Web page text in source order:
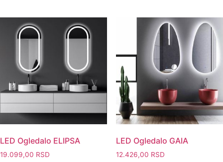
LED Ogledalo ELIPSA
19.099,00 RSD
LED Ogledalo GAIA
12.426,00 RSD